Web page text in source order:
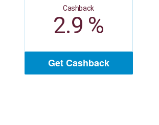
Cashback
2.9 %
Get Cashback